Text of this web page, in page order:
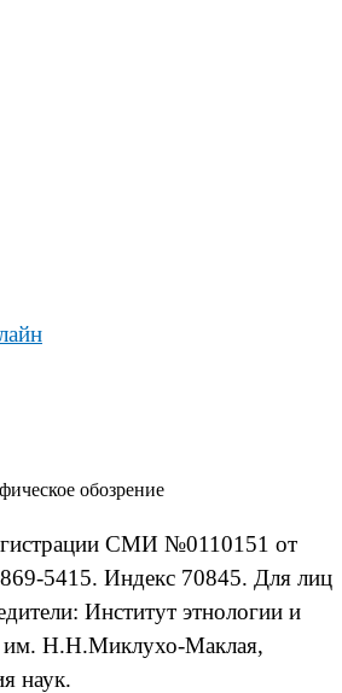
обозрение
СМИ №0110151 от
5415. Индекс 70845. Для лиц
Институт этнологии и
им. Н.Н.Миклухо-Маклая,
наук.